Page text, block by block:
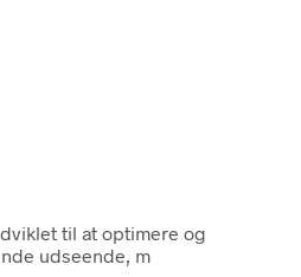
til at optimere og
udseende, m